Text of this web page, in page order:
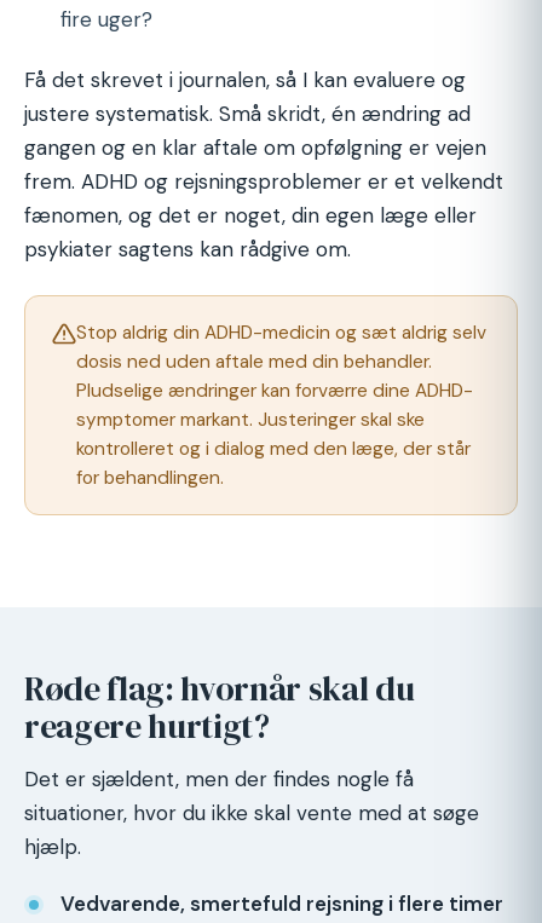
fire uger?
Få det skrevet i journalen, så I kan evaluere og
justere systematisk. Små skridt, én ændring ad
gangen og en klar aftale om opfølgning er vejen
frem. ADHD og rejsningsproblemer er et velkendt
fænomen, og det er noget, din egen læge eller
psykiater sagtens kan rådgive om.
Stop aldrig din ADHD-medicin og sæt aldrig selv
dosis ned uden aftale med din behandler.
Pludselige ændringer kan forværre dine ADHD-
symptomer markant. Justeringer skal ske
kontrolleret og i dialog med den læge, der står
for behandlingen.
Røde flag: hvornår skal du
reagere hurtigt?
Det er sjældent, men der findes nogle få
situationer, hvor du ikke skal vente med at søge
hjælp.
Vedvarende, smertefuld rejsning i flere timer